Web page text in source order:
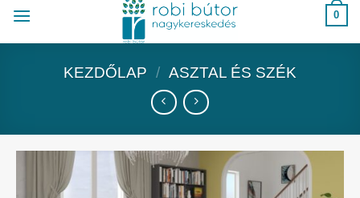
0
KEZDŐLAP / ASZTAL ÉS SZÉK